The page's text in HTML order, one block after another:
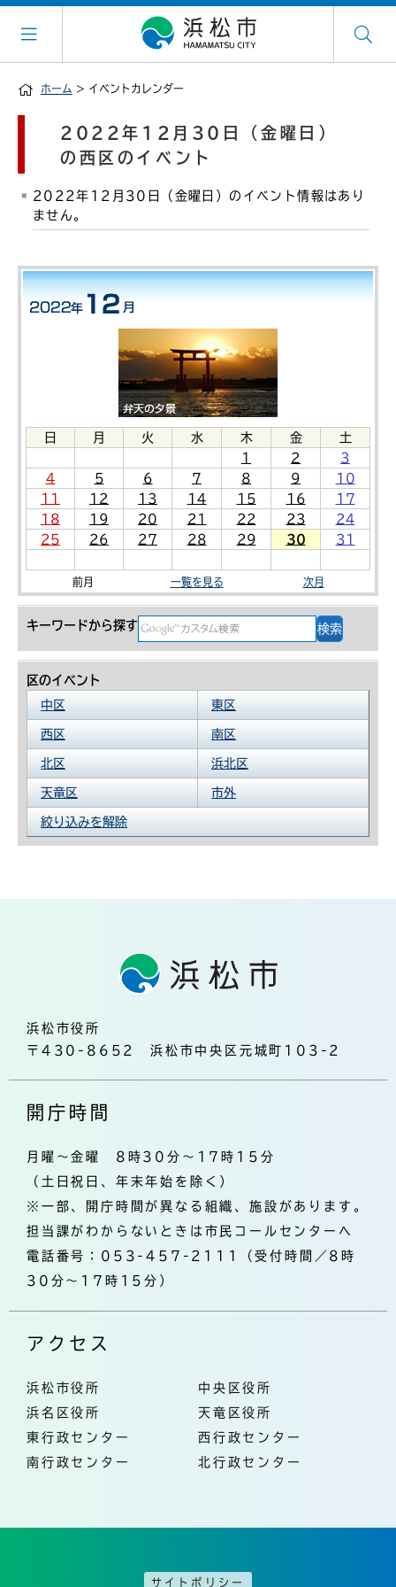
ホーム > イベントカレンダー
日 月 火 水 木 金
土
1
2
3
4
5 6 7 8 9
10
11
12 13 14 15 16
17
18
19 20 21 22 23
24
25
26 27 28 29 30 31
前月 一覧を見る 次月
キーワードから探す
区のイベント
中区
東区
西区 南区
北区 浜北区
天竜区 市外
絞り込みを解除
2022年12月30日（金曜日）
の西区のイベント
2022年12月30日（金曜日）のイベント情報はあり
ません。
浜松市役所
〒430-8652 浜松市中央区元城町103-2
開庁時間
月曜～金曜 8時30分～17時15分
（土日祝日、年末年始を除く）
※一部、開庁時間が異なる組織、施設があります。
担当課がわからないときは市民コールセンターへ
電話番号：053-457-2111（受付時間／8時
30分～17時15分）
アクセス
浜松市役所
中央区役所
浜名区役所
天竜区役所
東行政センター
西行政センター
南行政センター
北行政センター
サイトポリシー